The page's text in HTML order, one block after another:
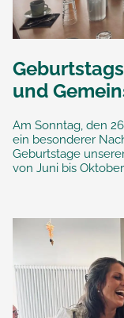
und
Am Sonntag, den
ein besonderer
Geburtstage
von Juni bis